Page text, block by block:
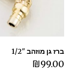
ברז גן מוזהב "1/2
₪99.00